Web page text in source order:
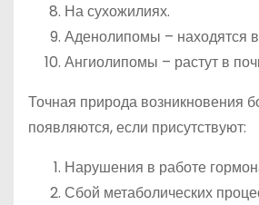
На сухожилиях.
Аденолипомы – находятся
Ангиолипомы – растут в
Точная природа возникновения
появляются, если присутствуют:
Нарушения в работе
Сбой метаболических